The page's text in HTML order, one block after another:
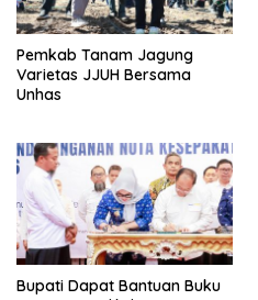
Pemkab Tanam Jagung
Varietas JJUH Bersama
Unhas
Bupati Dapat Bantuan Buku